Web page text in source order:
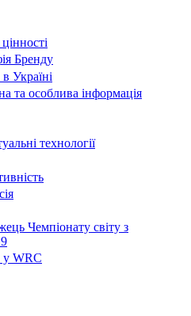
Бренду
Україні
та особлива інформація
технології
Чемпіонату світу з
у WRC